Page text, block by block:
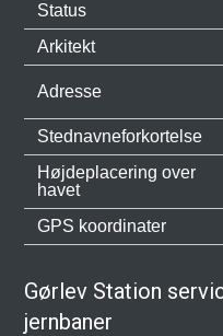
Status
Arkitekt
Adresse
Stednavneforkortelse
Højdeplacering over
havet
GPS koordinater
Gørlev Station
jernbaner